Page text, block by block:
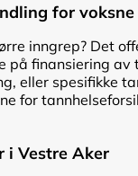
for voksne
inngrep? Det
på finansiering av
eller spesifikke
for
i Vestre Aker